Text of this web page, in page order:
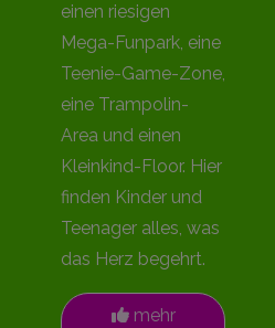
einen riesigen
Mega-Funpark, eine
Teenie-Game-Zone,
eine Trampolin-
Area und einen
Kleinkind-Floor. Hier
finden Kinder und
Teenager alles, was
das Herz begehrt.
mehr